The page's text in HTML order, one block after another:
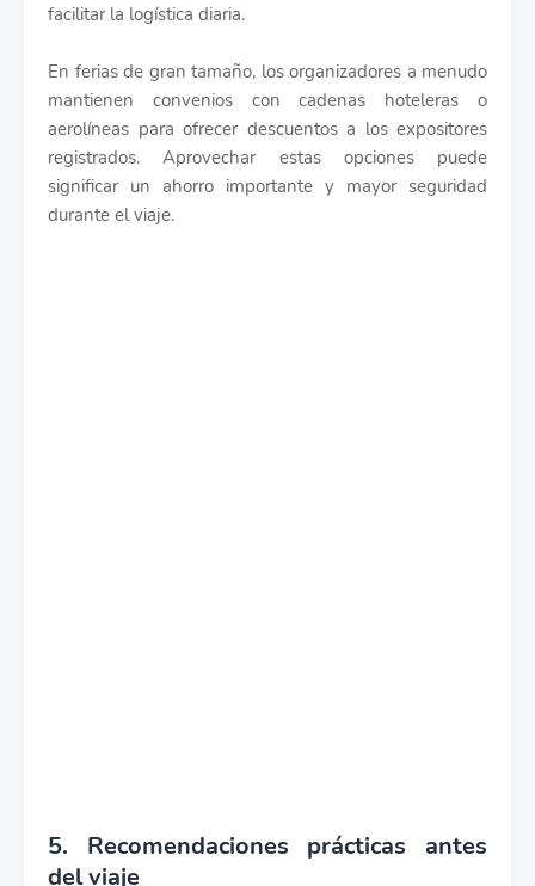
facilitar la logística diaria.
En ferias de gran tamaño, los organizadores a menudo
mantienen convenios con cadenas hoteleras o
aerolíneas para ofrecer descuentos a los expositores
registrados. Aprovechar estas opciones puede
significar un ahorro importante y mayor seguridad
durante el viaje.
5. Recomendaciones prácticas antes
del viaje